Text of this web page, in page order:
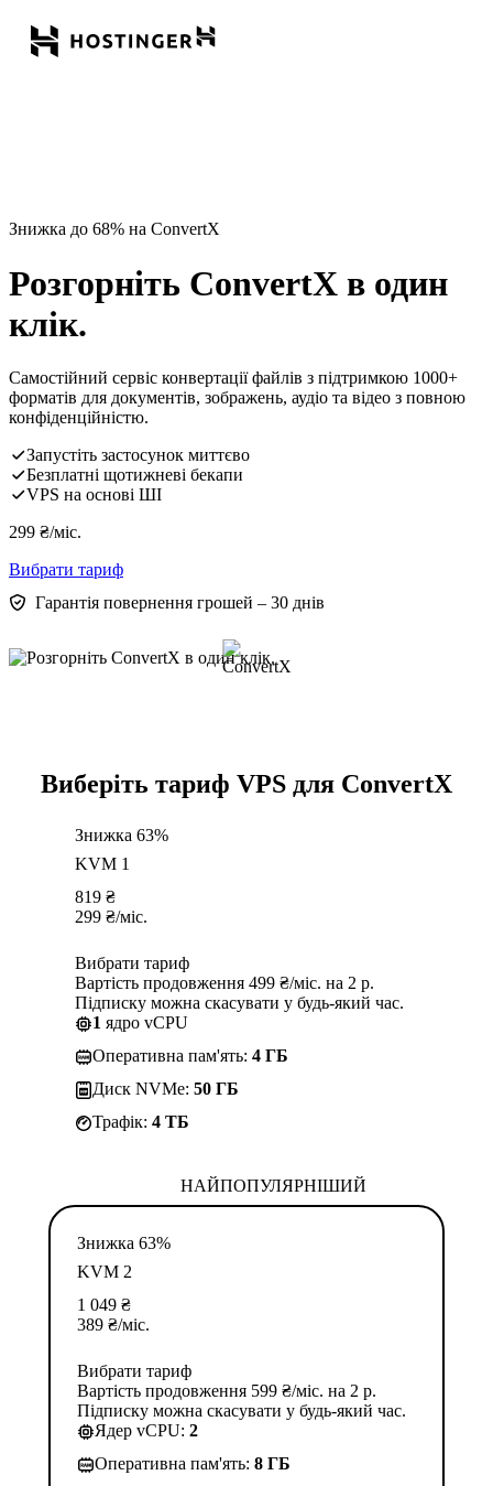
Знижка до 68% на ConvertX
Розгорніть ConvertX в один
клік.
Самостійний сервіс конвертації файлів з підтримкою 1000+
форматів для документів, зображень, аудіо та відео з повною
конфіденційністю.
Запустіть застосунок миттєво
Безплатні щотижневі бекапи
VPS на основі ШІ
299 ₴/міс.
Вибрати тариф
Гарантія повернення грошей – 30 днів
Виберіть тариф VPS для ConvertX
Знижка 63%
KVM 1
819 ₴
299 ₴/міс.
Вибрати тариф
Вартість продовження 499 ₴/міс. на 2 р.
Підписку можна скасувати у будь-який час.
1 ядро vCPU
Оперативна пам'ять: 4 ГБ
Диск NVMe: 50 ГБ
Трафік: 4 TБ
НАЙПОПУЛЯРНІШИЙ
Знижка 63%
KVM 2
1 049 ₴
389 ₴/міс.
Вибрати тариф
Вартість продовження 599 ₴/міс. на 2 р.
Підписку можна скасувати у будь-який час.
Ядер vCPU: 2
Оперативна пам'ять: 8 ГБ